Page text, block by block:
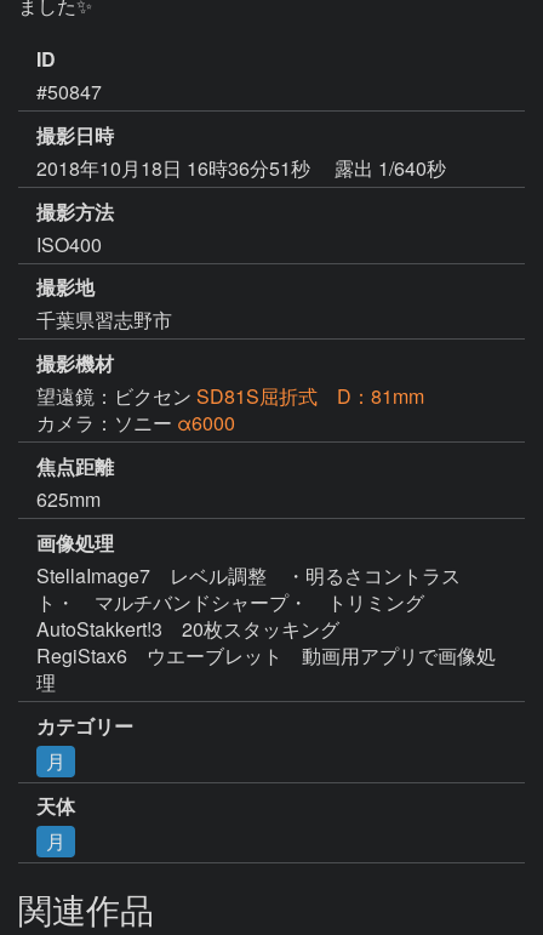
ID
#50847
撮影日時
2018年10月18日 16時36分51秒
露出 1/640秒
撮影方法
ISO400
撮影地
千葉県習志野市
撮影機材
望遠鏡：ビクセン SD81S屈折式 D：81mm
カメラ：ソニー α6000
焦点距離
625mm
画像処理
StellaImage7　レベル調整　・明るさコントラス
ト・　マルチバンドシャープ・　トリミング
AutoStakkert!3　20枚スタッキング
RegiStax6　ウエーブレット　動画用アプリで画像処
理
カテゴリー
月
天体
月
関連作品